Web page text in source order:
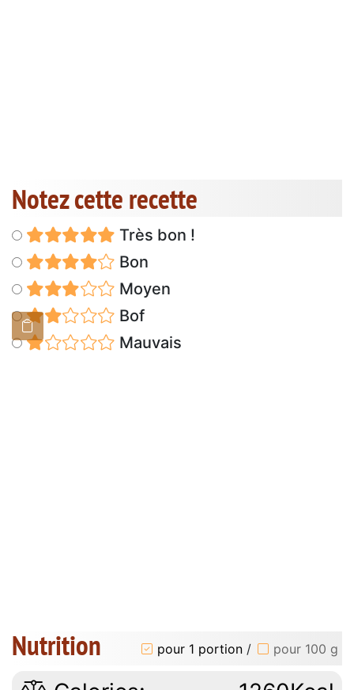
Notez cette recette
Très bon !
Bon
Moyen
Bof
Mauvais
Nutrition pour 1 portion / pour 100 g